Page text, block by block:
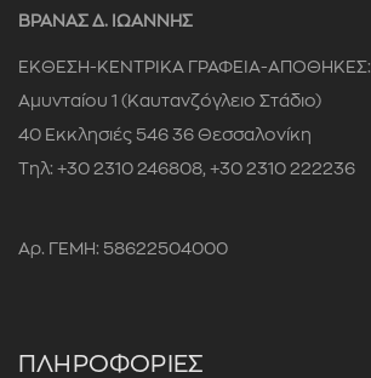
ΒΡΑΝΑΣ Δ. ΙΩΑΝΝΗΣ
ΕΚΘΕΣΗ-ΚΕΝΤΡΙΚΑ ΓΡΑΦΕΙΑ-ΑΠΟΘΗΚΕΣ:
Αμυνταίου 1 (Καυτανζόγλειο Στάδιο)
40 Εκκλησιές 546 36 Θεσσαλονίκη
Τηλ: +30 2310 246808, +30 2310 222236
Αρ. ΓΕΜΗ: 58622504000
ΠΛΗΡΟΦΟΡΙΕΣ